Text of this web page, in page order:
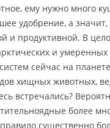
ему нужно много
удобрение, а значит,
и продуктивной. В
и
сейчас на
хищных животных,
встречались?
более
существенно